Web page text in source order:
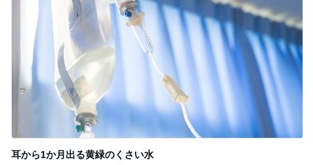
耳から1か月出る黄緑のくさい水